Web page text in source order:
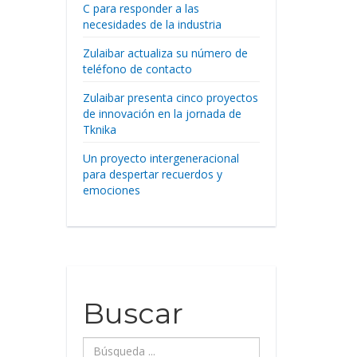
C para responder a las
necesidades de la industria
Zulaibar actualiza su número de
teléfono de contacto
Zulaibar presenta cinco proyectos
de innovación en la jornada de
Tknika
Un proyecto intergeneracional
para despertar recuerdos y
emociones
Buscar
Búsqueda